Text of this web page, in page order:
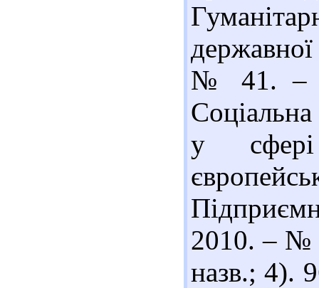
№ 41. –
у
2010. – №
назв.; 4).